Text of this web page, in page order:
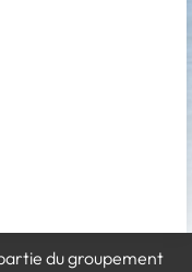
du groupement